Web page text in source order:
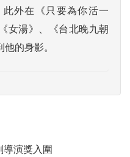
外在《只要為你活一
女湯》、《台北晚九朝
的身影。
演獎入圍